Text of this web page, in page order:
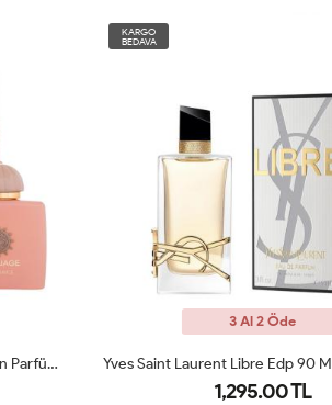
Amouage Guidance Edp 100 Ml Bayan Parfüm ARC
KARGO
BEDAVA
3 Al 2 Öde
Yves Saint Laurent Libre Edp 90
1,295.00 TL